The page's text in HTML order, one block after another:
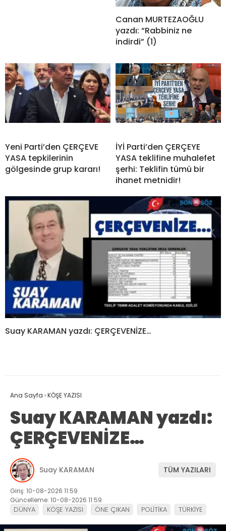
Canan MURTEZAOĞLU
yazdı: “Rabbiniz ne
indirdi” (1)
Yeni Parti’den ÇERÇEVE
YASA tepkilerinin
gölgesinde grup kararı!
İYİ Parti’den ÇERÇEYE
YASA teklifine muhalefet
şerhi: Teklifin tümü bir
ihanet metnidir!
Suay KARAMAN yazdı: ÇERÇEVENİZE…
Ana Sayfa ›KÖŞE YAZISI
Suay KARAMAN yazdı:
ÇERÇEVENİZE…
Suay KARAMAN TÜM YAZILARI
Giriş: 10-08-2026 11:59
Güncelleme: 10-08-2026 11:59
DÜNYA KÖŞE YAZISI ÖNE ÇIKAN POLİTİKA TÜRKİYE